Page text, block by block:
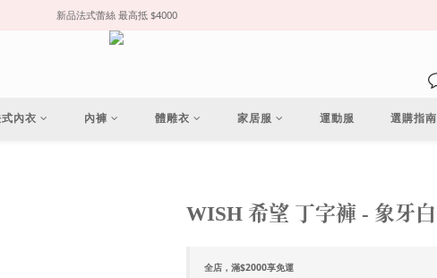
新品法式蕾絲 最高抵 $4000
內衣 內褲 體雕衣 家居服 運動服 選購指南
WISH 希望 丁字褲 - 象牙白
全店，滿$2000享免運